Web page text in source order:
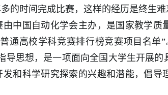
的时间完成比赛，这样的经历是终生难
国自动化学会主办，是国家教学质
通高校学科竞赛排行榜竞赛项目名单
导思想，是一项面向全国大学生开展
和科学研究探索的兴趣和潜能，倡导